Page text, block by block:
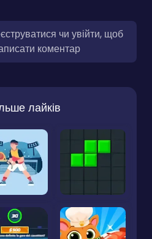
чи увійти, щоб
коментар
лайків